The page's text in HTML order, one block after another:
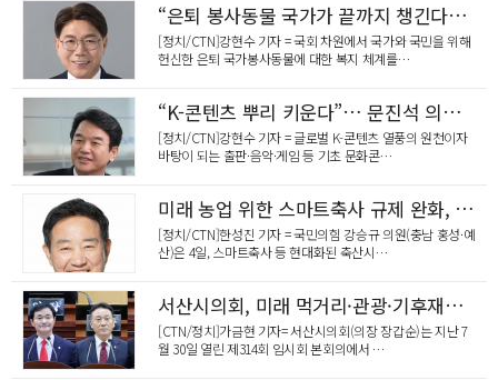
“불평등 컨트롤타워 구축으로 부의 재분배 실현”… 문진…
“은퇴 봉사동물 국가가 끝까지 챙긴다”… 이재관 의원,…
“전국 현충시설 돌며 광복의 의미 새긴다”… 독립기념관…
이동석 충주시장, 청년과 소통 '현장 밀착 DAY'
"주민 안전과 도심 경관, 직접 바꾼다"… 온양3동 주…
“은퇴 봉사동물 국가가 끝까지 챙긴다”… 이재관 의원, 「동물보호법 일부개정법률안」 2건 대표발의
[정치/CTN]강현수 기자 = 국회 차원에서 국가와 국민을 위해
헌신한 은퇴 국가봉사동물에 대한 복지 체계를…
“K-콘텐츠 뿌리 키운다”… 문진석 의원, 출판·음악·게임 제작비 세액공제법 발의
[정치/CTN]강현수 기자 = 글로벌 K-콘텐츠 열풍의 원천이자
바탕이 되는 출판·음악·게임 등 기초 문화콘…
미래 농업 위한 스마트축사 규제 완화, 강승규 의원 입법 추진
[정치/CTN]한성진 기자 = 국민의힘 강승규 의원(충남 홍성·예
산)은 4일, 스마트축사 등 현대화된 축산시…
서산시의회, 미래 먹거리·관광·기후재난·복지 현안 해결 촉구
[CTN/정치]가금현 기자= 서산시의회(의장 장갑순)는 지난 7
월 30일 열린 제314회 임시회 본회의에서 …